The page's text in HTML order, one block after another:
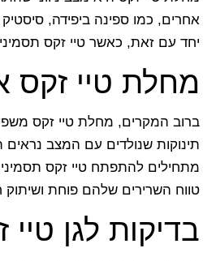
אחרים, כמו ספינה ביפידה,
יחד עם זאת, כאשר טיי זקס
מחלת טיי זקס
ברוב המקרים, מחלת טיי זקס
תינוקות שנולדים עם המצב
מתחילים להתפתח טיי זקס
טווח השרירים שלהם פוחת
בדיקות לגן טיי